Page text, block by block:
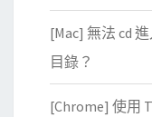
[Mac] 無法 cd
目錄？
[Chrome] 使用